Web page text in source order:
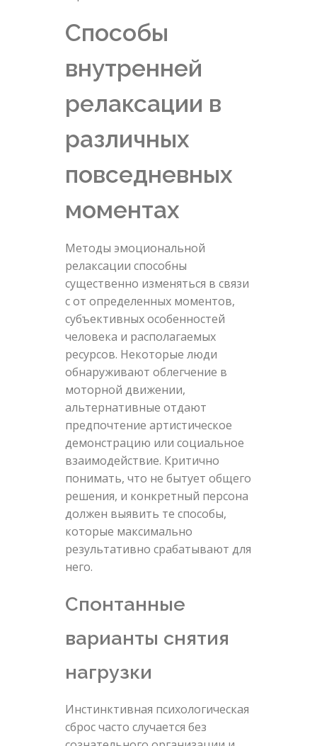
Способы
внутренней
релаксации в
различных
повседневных
моментах
Методы эмоциональной
релаксации способны
существенно изменяться в связи
с от определенных моментов,
субъективных особенностей
человека и располагаемых
ресурсов. Некоторые люди
обнаруживают облегчение в
моторной движении,
альтернативные отдают
предпочтение артистическое
демонстрацию или социальное
взаимодействие. Критично
понимать, что не бытует общего
решения, и конкретный персона
должен выявить те способы,
которые максимально
результативно срабатывают для
него.
Спонтанные
варианты снятия
нагрузки
Инстинктивная психологическая
сброс часто случается без